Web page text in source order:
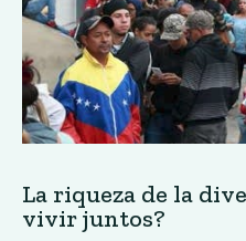
La riqueza de la
vivir juntos?